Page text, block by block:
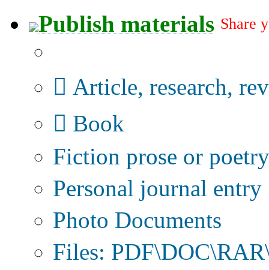
Publish materials Share
Article, research,
Book
Fiction prose or poetry
Personal journal entry
Photo Documents
Files: